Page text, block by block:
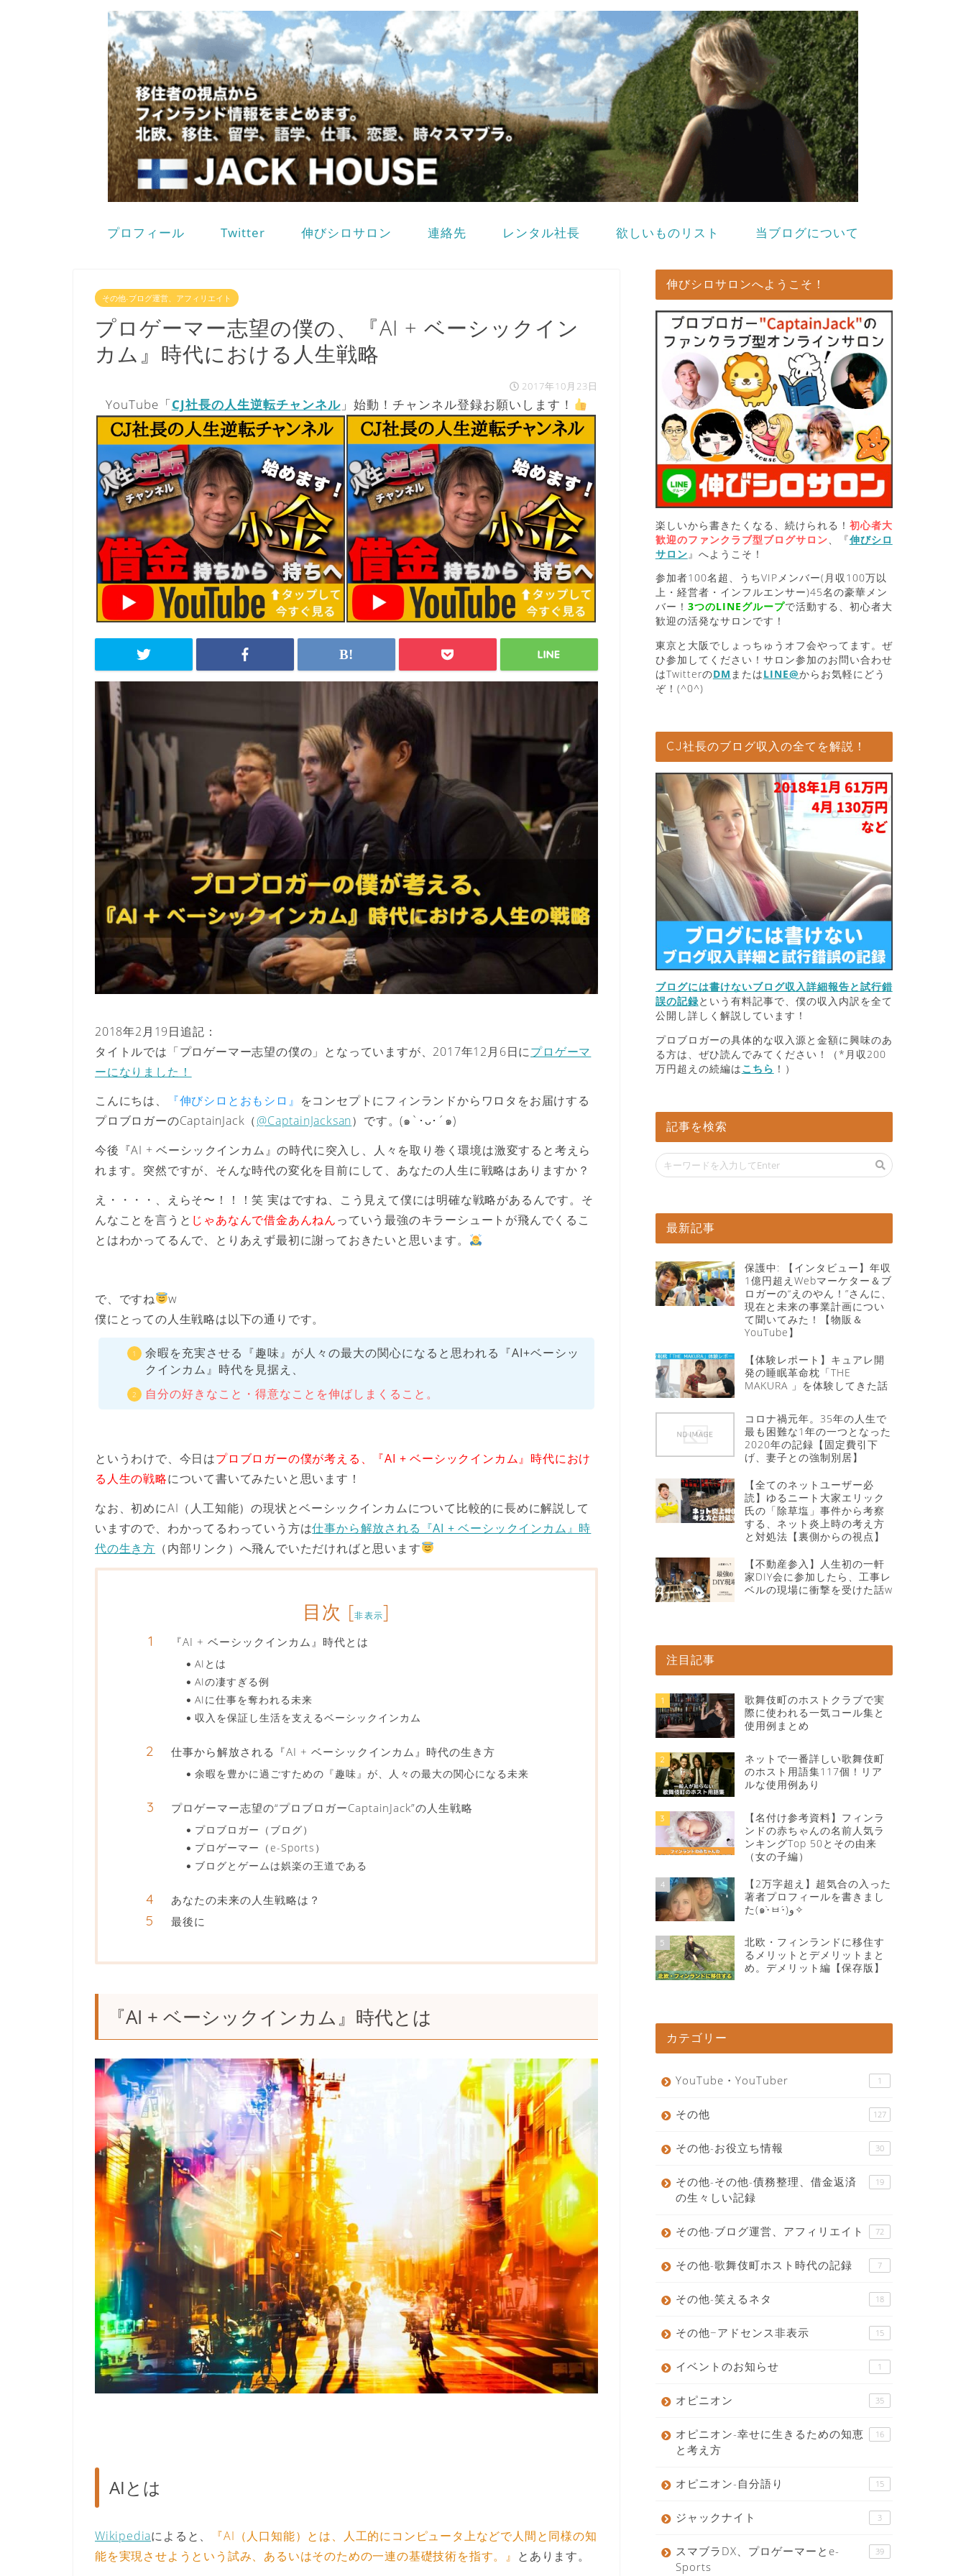
プロフィール Twitter 伸びシロサロン 連絡先 レンタル社長 欲しいものリスト 当ブログについて
その他-ブログ運営、アフィリエイト
プロゲーマー志望の僕の、『AI + ベーシックイン
カム』時代における人生戦略
2017年10月23日
YouTube「CJ社長の人生逆転チャンネル」始動！チャンネル登録お願いします！
2018年2月19日追記：
タイトルでは「プロゲーマー志望の僕の」となっていますが、2017年12月6日にプロゲーマ
ーになりました！
こんにちは、
『伸びシロとおもシロ』 をコンセプトにフィンランドからワロタをお届けする
プロブロガーのCaptainJack（@CaptainJacksan）です。‪(๑`･ᴗ･´๑)‬
今後『AI + ベーシックインカム』の時代に突入し、人々を取り巻く環境は激変すると考えら
れます。 突然ですが、そんな時代の変化を目前にして、あなたの人生に戦略はありますか？
え・・・・、えらそ〜！！！笑 実はですね、こう見えて僕には明確な戦略があるんです。そ
んなことを言うと じゃあなんで借金あんねんっていう最強のキラーシュートが飛んでくるこ
とはわかってるんで、とりあえず最初に謝っておきたいと思います。
で、ですね
w
僕にとっての人生戦略は以下の通りです。
余暇を充実させる『趣味』が人々の最大の関心になると思われる『AI+ベーシッ
クインカム』時代を見据え、
自分の好きなこと・得意なことを伸ばしまくること。
というわけで、今日はプロブロガーの僕が考える、『AI + ベーシックインカム』時代におけ
る人生の戦略について書いてみたいと思います！
なお、初めにAI（人工知能）の現状とベーシックインカムについて比較的に長めに解説して
いますので、わかってるわっていう方は仕事から解放される『AI + ベーシックインカム』時
代の生き方 （内部リンク）へ飛んでいただければと思います
目次 [非表示]
『AI + ベーシックインカム』時代とは
AIとは
AIの凄すぎる例
AIに仕事を奪われる未来
収入を保証し生活を支えるベーシックインカム
仕事から解放される『AI + ベーシックインカム』時代の生き方
余暇を豊かに過ごすための『趣味』が、人々の最大の関心になる未来
プロゲーマー志望の“プロブロガーCaptainJack”の人生戦略
プロブロガー（ブログ）
プロゲーマー（e-Sports）
ブログとゲームは娯楽の王道である
あなたの未来の人生戦略は？
最後に
『AI + ベーシックインカム』時代とは
AIとは
Wikipediaによると、
『AI（人口知能）とは、人工的にコンピュータ上などで人間と同様の知
能を実現させようという試み、あるいはそのための一連の基礎技術を指す。』 とあります。
伸びシロサロンへようこそ！
楽しいから書きたくなる、続けられる！ 初心者大
歓迎のファンクラブ型ブログサロン 、『伸びシロ
サロン 』へようこそ！
参加者100名超、うちVIPメンバー(月収100万以
上・経営者・インフルエンサー)45名の豪華メン
バー！ 3つのLINEグループで活動する、初心者大
歓迎の活発なサロンです！
東京と大阪でしょっちゅうオフ会やってます。ぜ
ひ参加してください！サロン参加のお問い合わせ
はTwitterのDM またはLINE@からお気軽にどう
ぞ！(^0^)
CJ社長のブログ収入の全てを解説！
ブログには書けないブログ収入詳細報告と試行錯
誤の記録という有料記事で、僕の収入内訳を全て
公開し詳しく解説しています！
プロブロガーの具体的な収入源と金額に興味のあ
る方は、ぜひ読んでみてください！（*月収200
万円超えの続編はこちら ！）
記事を検索
最新記事
保護中: 【インタビュー】年収
1億円超えWebマーケター＆ブ
ロガーの“えのやん！”さんに、
現在と未来の事業計画につい
て聞いてみた！【物販＆
YouTube】
【体験レポート】キュアレ開
発の睡眠革命枕「THE
MAKURA 」を体験してきた話
コロナ禍元年。35年の人生で
最も困難な1年の一つとなった
2020年の記録【固定費引下
げ、妻子との強制別居】
【全てのネットユーザー必
読】ゆるニート大家エリック
氏の「除草塩」事件から考察
する、ネット炎上時の考え方
と対処法【裏側からの視点】
【不動産参入】人生初の一軒
家DIY会に参加したら、工事レ
ベルの現場に衝撃を受けた話w
注目記事
1
歌舞伎町のホストクラブで実
際に使われる一気コール集と
使用例まとめ
2
ネットで一番詳しい歌舞伎町
のホスト用語集117個！リア
ルな使用例あり
3
【名付け参考資料】フィンラ
ンドの赤ちゃんの名前人気ラ
ンキングTop 50とその由来
（女の子編）
4
【2万字超え】超気合の入った
著者プロフィールを書きまし
た(๑•̀ㅂ•́)و✧
5
北欧・フィンランドに移住す
るメリットとデメリットまと
め。デメリット編【保存版】
カテゴリー
YouTube・YouTuber 1
その他 127
その他-お役立ち情報 30
その他-その他-債務整理、借金返済
の生々しい記録
19
その他-ブログ運営、アフィリエイト 72
その他-歌舞伎町ホスト時代の記録 7
その他-笑えるネタ 18
その他−アドセンス非表示 15
イベントのお知らせ 1
オピニオン 35
オピニオン-幸せに生きるための知恵
と考え方
16
オピニオン-自分語り 15
ジャックナイト 3
スマブラDX、プロゲーマーとe-
Sports
39